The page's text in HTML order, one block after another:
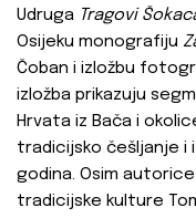
Udruga Tragovi
Osijeku monografiju
Čoban i izložbu
izložba prikazuju
Hrvata iz Bača i
tradicijsko češljanje i
godina. Osim
tradicijske kulture